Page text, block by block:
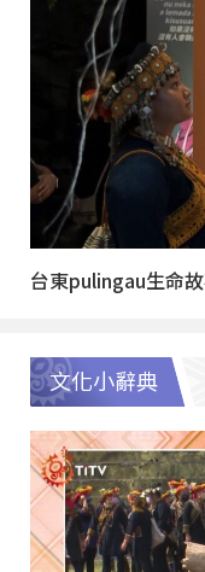
台東pulingau生命
文化小辭典